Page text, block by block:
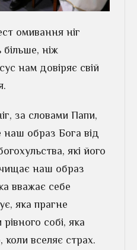
омивання ніг
ніж
нам довіряє свій
за словами Папи,
образ Бога від
які його
наш образ
вважає себе
яка прагне
собі, яка
вселяє страх.